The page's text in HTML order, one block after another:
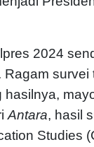
2024
Ragam survei
hasilnya,
Antara, hasil
Studies